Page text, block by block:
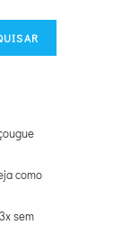
como
sem